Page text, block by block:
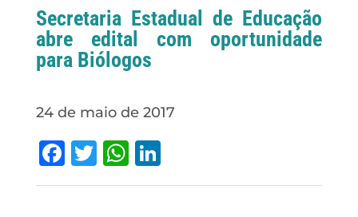
Secretaria Estadual de Educação
abre edital com oportunidade
para Biólogos
24 de maio de 2017
Facebook
Twitter
WhatsApp
LinkedIn